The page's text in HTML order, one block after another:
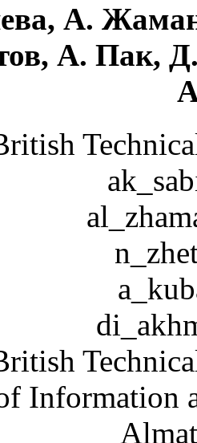
А.
А. Пак,
Information